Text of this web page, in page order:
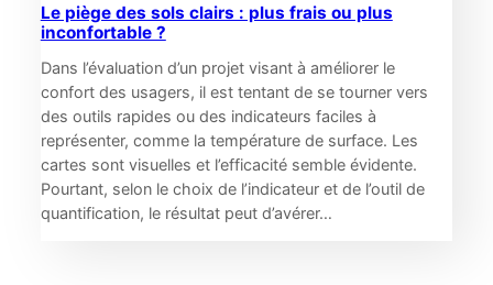
Le piège des sols clairs : plus frais ou plus
inconfortable ?
Dans l’évaluation d’un projet visant à améliorer le
confort des usagers, il est tentant de se tourner vers
des outils rapides ou des indicateurs faciles à
représenter, comme la température de surface. Les
cartes sont visuelles et l’efficacité semble évidente.
Pourtant, selon le choix de l’indicateur et de l’outil de
quantification, le résultat peut d’avérer…